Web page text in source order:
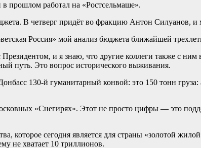
прошлом работал на «Ростсельмаше».
В четверг придёт во фракцию Антон Силуанов,
Россия» мой анализ бюджета ближайшей
и я знаю, что другие коллеги также с
путь. Это вопрос исторического выживания.
130-й гуманитарный конвой: это 150 тонн
«Снегирях». Этот не просто цифры — это
которое сегодня является для страны «золотой
не хватает 10 триллионов.